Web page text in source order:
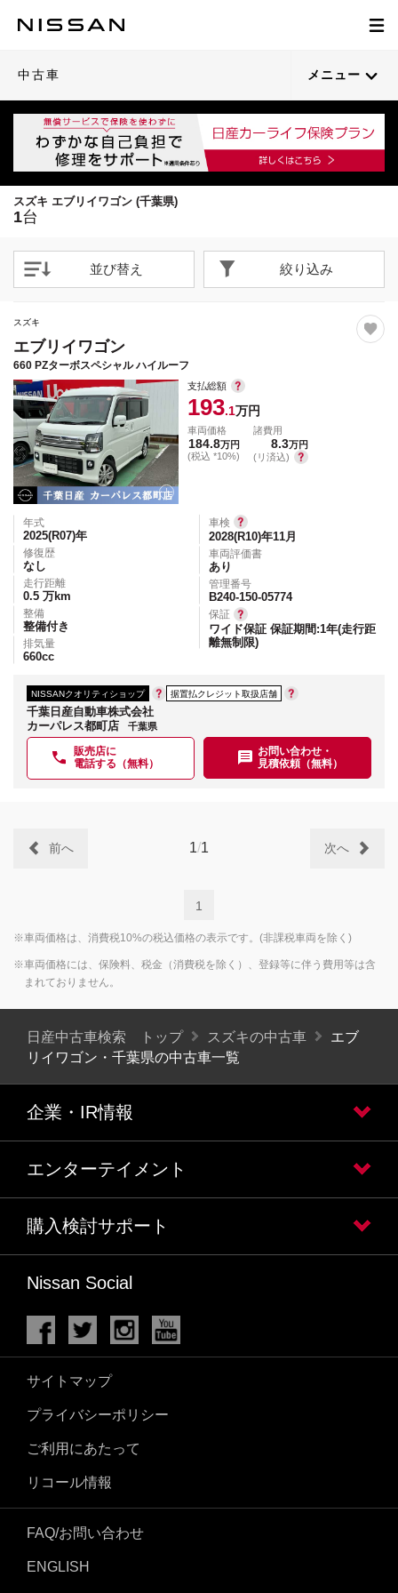
中古車 メニュー
スズキ エブリイワゴン (千葉県)
1台
並び替え 絞り込み
23
閉じる
スズキ
エブリイワゴン
660 PZターボスペシャル ハイルーフ
支払総額
193.1万円
車両価格
184.8万円
(税込 *10%)
諸費用
8.3万円
(リ済込)
年式
2025(R07)年
修復歴
なし
走行距離
0.5 万km
整備
整備付き
排気量
660cc
車検
2028(R10)年11月
車両評価書
あり
管理番号
B240-150-05774
保証
ワイド保証 保証期間:1年(走行距
離無制限)
NISSANクオリティショップ 据置払クレジット取扱店舗
千葉日産自動車株式会社
カーパレス都町店
千葉県
販売店に
電話する（無料）
お問い合わせ・
見積依頼（無料）
1/1
前へ 次へ
1
※車両価格は、消費税10%の税込価格の表示です。(非課税車両を除く)
※車両価格には、保険料、税金（消費税を除く）、登録等に伴う費用等は含
まれておりません。
日産中古車検索 トップ スズキの中古車
エブ
リイワゴン・千葉県の中古車一覧
企業・IR情報
エンターテイメント
購入検討サポート
Nissan Social
サイトマップ
プライバシーポリシー
ご利用にあたって
リコール情報
FAQ/お問い合わせ
ENGLISH